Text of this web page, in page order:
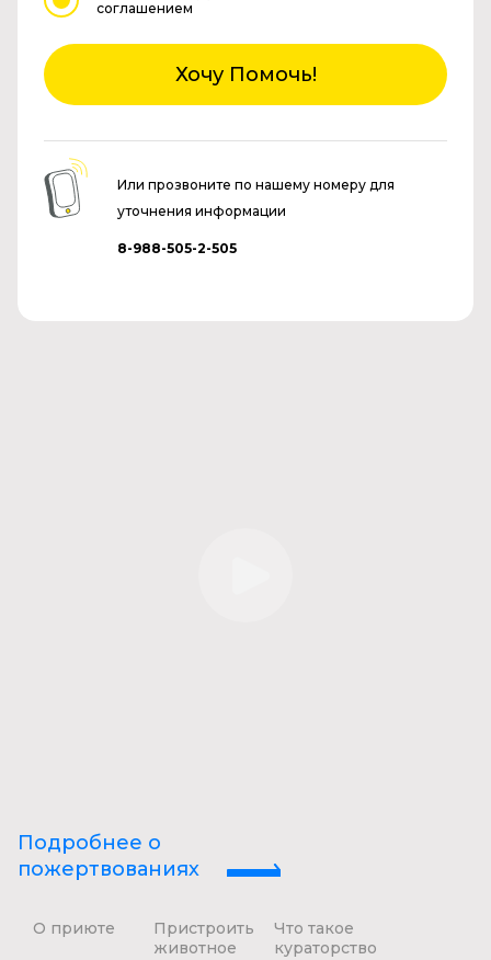
соглашением
Хочу Помочь!
Или прозвоните по нашему номеру для
уточнения информации
8-988-505-2-505
Подробнее о
пожертвованиях
О приюте
Пристроить
животное
Что такое
кураторство